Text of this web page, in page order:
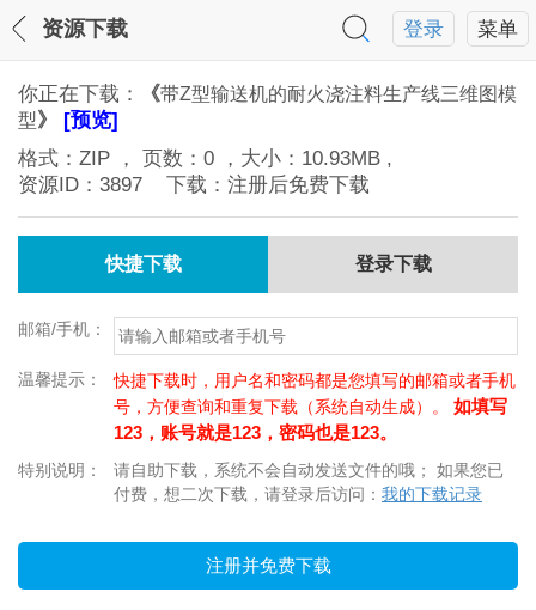
菜单
登录
资源下载
你正在下载： 《带Z型输送机的耐火浇注料生产线三维图模
型》 [预览]
格式： ZIP ， 页数： 0 ，大小： 10.93MB ,
资源ID： 3897 下载：注册后免费下载
快捷下载 登录下载
邮箱/手机：
温馨提示：
快捷下载时，用户名和密码都是您填写的邮箱或者手机
号，方便查询和重复下载（系统自动生成）。 如填写
123，账号就是123，密码也是123。
特别说明：
请自助下载，系统不会自动发送文件的哦； 如果您已
付费，想二次下载，请登录后访问： 我的下载记录